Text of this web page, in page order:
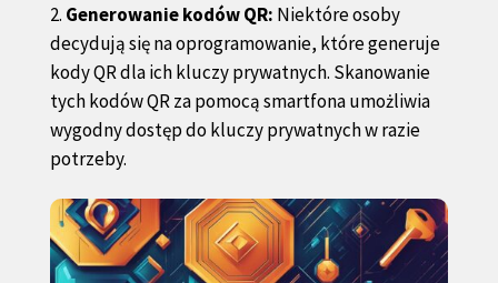
Generowanie kodów QR: Niektóre osoby
decydują się na oprogramowanie, które generuje
kody QR dla ich kluczy prywatnych. Skanowanie
tych kodów QR za pomocą smartfona umożliwia
wygodny dostęp do kluczy prywatnych w razie
potrzeby.